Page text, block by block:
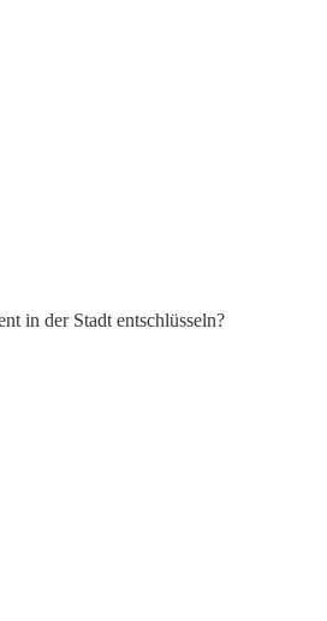
in der Stadt entschlüsseln?